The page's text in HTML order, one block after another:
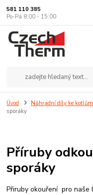
581 110 385
Po-Pá 8:00 - 15:00
Úvod Náhradní díly ke
sporáky
Příruby
sporáky
Přiruby okouření pro naše